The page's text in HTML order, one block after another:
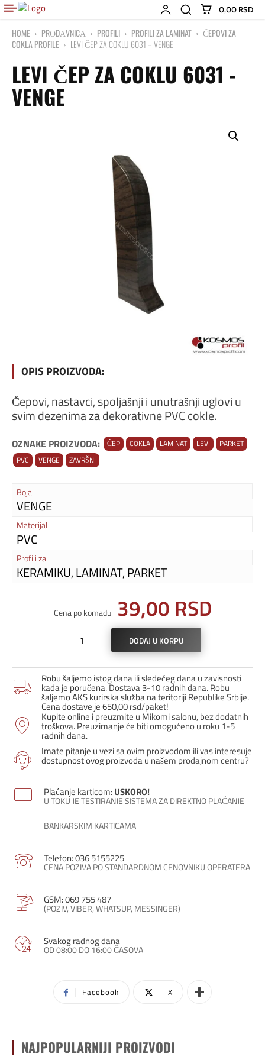
0,00 RSD
HOME PRОDАVNICА PROFILI PROFILI ZA LAMINAT
ČEPOVI ZA
COKLA PROFILE
LEVI ČEP ZA COKLU 6031 – VENGE
LEVI ČEP ZA COKLU 6031 -
VENGE
OPIS PROIZVODA:
Čepovi, nastavci, spoljašnji i unutrašnji uglovi u
svim dezenima za dekorativne PVC cokle.
OZNAKE PROIZVODA: ČEP COKLA LAMINAT LEVI
PARKET
PVC
VENGE ZAVRŠNI
Boja
VENGE
Materijal
PVC
Profili za
KERAMIKU, LAMINAT, PARKET
Cena po komadu 39,00 RSD
coklu
6031
-
Venge
količina
DODAJ U KORPU
Robu šaljemo istog dana ili sledećeg dana u zavisnosti
kada je poručena. Dostava 3-10 radnih dana. Robu
šaljemo AKS kurirska služba na teritoriji Republike Srbije.
Cena dostave je 650,00 rsd/paket!
Kupite online i preuzmite u Mikomi salonu, bez dodatnih
troškova. Preuzimanje će biti omogućeno u roku 1-5
radnih dana.
Imate pitanje u vezi sa ovim proizvodom ili vas interesuje
dostupnost ovog proizvoda u našem prodajnom centru?
Plaćanje karticom:USKORO!
U TOKU JE TESTIRANJE SISTEMA ZA DIREKTNO PLAĆANJE
BANKARSKIM KARTICAMA
Telefon: 036 5155225
CENA POZIVA PO STANDARDNOM CENOVNIKU OPERATERA
GSM: 069 755 487
(POZIV, VIBER, WHATSUP, MESSINGER)
Svakog radnog dana
OD 08:00 DO 16:00 ČASOVA
Facebook X
NAJPOPULARNIJI PROIZVODI